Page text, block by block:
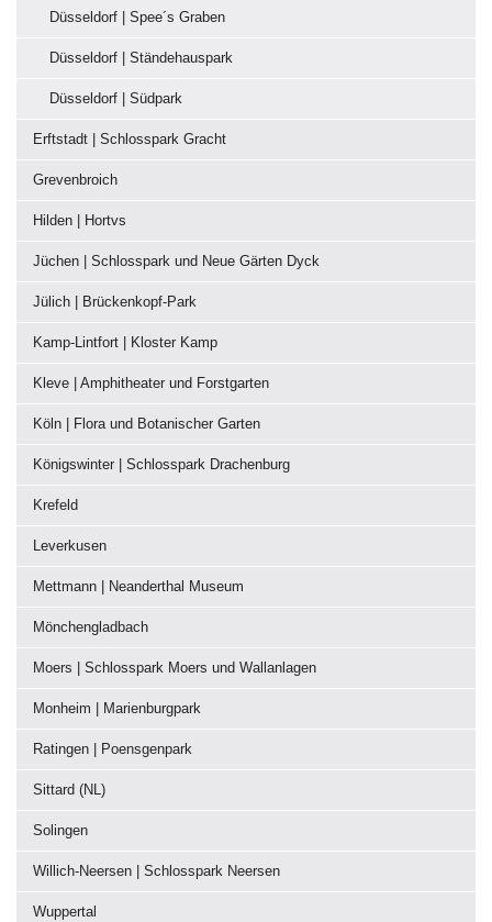
Düsseldorf | Spee´s Graben
Düsseldorf | Ständehauspark
Düsseldorf | Südpark
Erftstadt | Schlosspark Gracht
Grevenbroich
Hilden | Hortvs
Jüchen | Schlosspark und Neue Gärten Dyck
Jülich | Brückenkopf-Park
Kamp-Lintfort | Kloster Kamp
Kleve | Amphitheater und Forstgarten
Köln | Flora und Botanischer Garten
Königswinter | Schlosspark Drachenburg
Krefeld
Leverkusen
Mettmann | Neanderthal Museum
Mönchengladbach
Moers | Schlosspark Moers und Wallanlagen
Monheim | Marienburgpark
Ratingen | Poensgenpark
Sittard (NL)
Solingen
Willich-Neersen | Schlosspark Neersen
Wuppertal